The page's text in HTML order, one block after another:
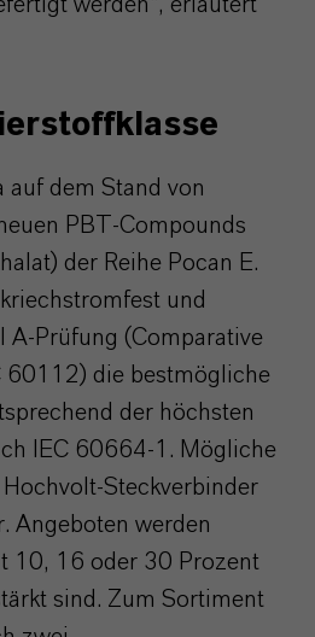
werden“, erläutert
auf dem Stand von
PBT-Compounds
der Reihe Pocan E.
und
A-Prüfung (Comparative
60112) die bestmögliche
der höchsten
IEC 60664-1. Mögliche
Steckverbinder
Angeboten werden
10, 16 oder 30 Prozent
sind. Zum Sortiment